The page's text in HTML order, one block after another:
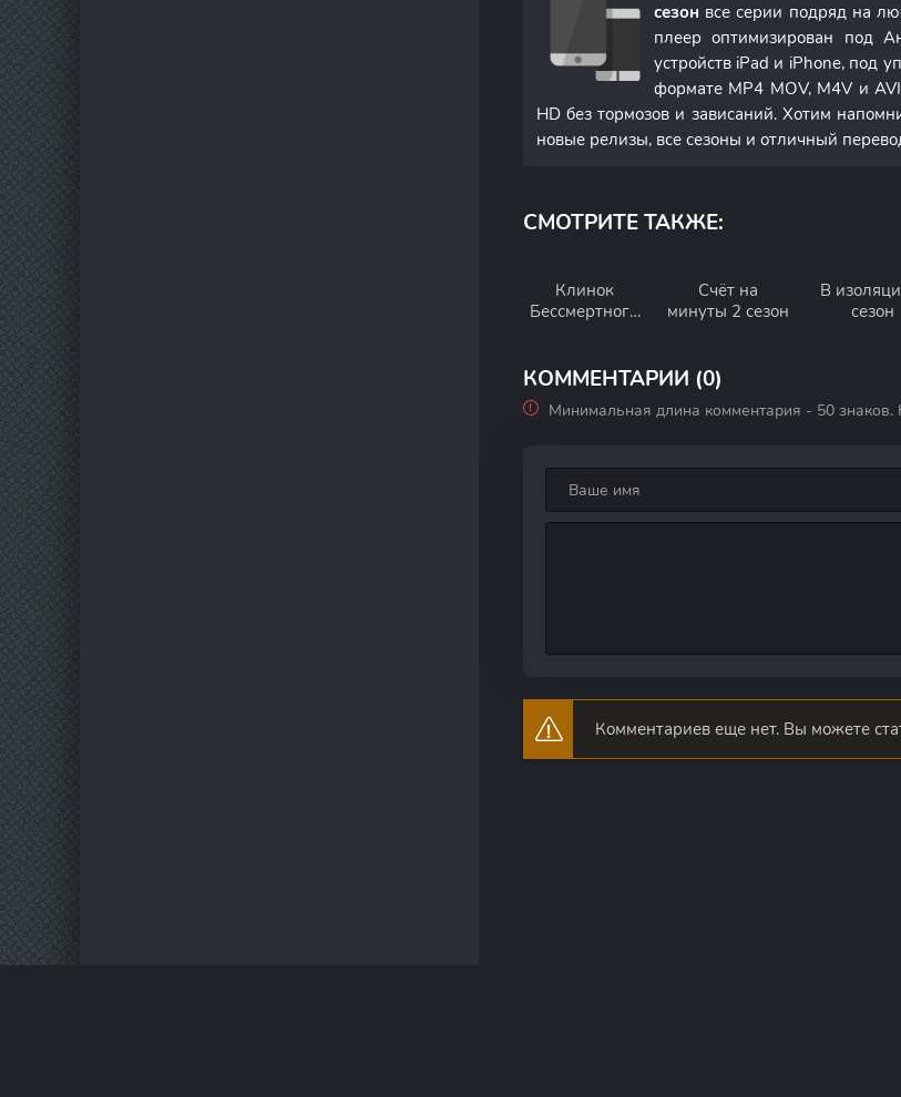
сезон все серии подряд на
плеер оптимизирован под
устройств iPad и iPhone, под
формате MP4 MOV, M4V и
HD без тормозов и зависаний. Хотим
новые релизы, все сезоны и отличный
СМОТРИТЕ ТАКЖЕ:
Клинок
Бессмертного
Счёт на
минуты 2 сезон
В
сезон
КОММЕНТАРИИ (0)
Минимальная длина комментария - 50
Комментариев еще нет. Вы можете